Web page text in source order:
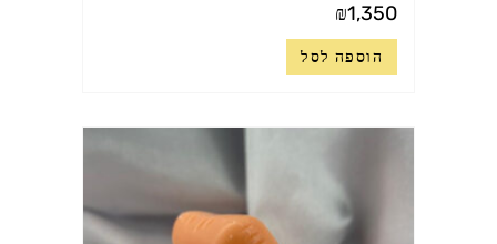
₪1,350
הוספה לסל